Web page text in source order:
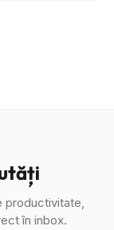
productivitate,
în inbox.